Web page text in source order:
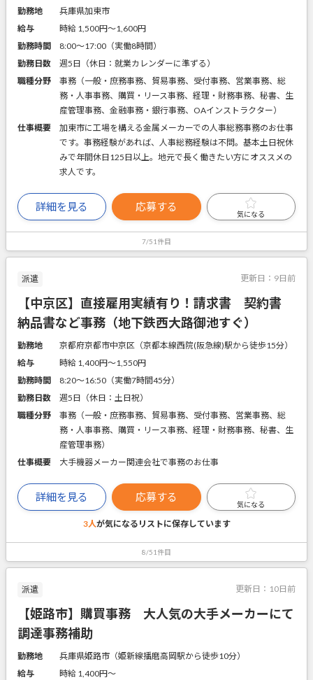
勤務地
兵庫県加東市
給与
時給 1,500円〜1,600円
勤務時間
8:00～17:00（実働8時間）
勤務日数
週5日（休日：就業カレンダーに準ずる）
職種分野
事務（一般・庶務事務、貿易事務、受付事務、営業事務、総
務・人事事務、購買・リース事務、経理・財務事務、秘書、生
産管理事務、金融事務・銀行事務、OAインストラクター）
仕事概要
加東市に工場を構える金属メーカーでの人事総務事務のお仕事
です。事務経験があれば、人事総務経験は不問。基本土日祝休
みで年間休日125日以上。地元で長く働きたい方にオススメの
求人です。
詳細を見る 応募する
気になる
7/51件目
派遣 更新日： 9日前
【中京区】直接雇用実績有り！請求書 契約書
納品書など事務（地下鉄西大路御池すぐ）
勤務地
京都府京都市中京区（京都本線西院(阪急線)駅から徒歩15分）
給与
時給 1,400円〜1,550円
勤務時間
8:20～16:50（実働7時間45分）
勤務日数
週5日（休日：土日祝）
職種分野
事務（一般・庶務事務、貿易事務、受付事務、営業事務、総
務・人事事務、購買・リース事務、経理・財務事務、秘書、生
産管理事務）
仕事概要
大手機器メーカー関連会社で事務のお仕事
詳細を見る 応募する
気になる
3人が気になるリストに保存しています
8/51件目
派遣 更新日： 10日前
【姫路市】購買事務 大人気の大手メーカーにて
調達事務補助
勤務地
兵庫県姫路市（姫新線播磨高岡駅から徒歩10分）
給与
時給 1,400円〜